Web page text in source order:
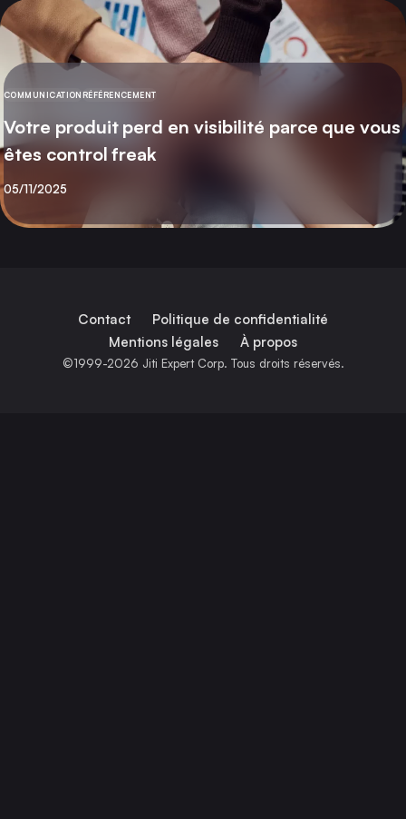
CATÉGORIE
COMMUNICATIONRÉFÉRENCEMENT
Votre produit perd en visibilité parce que vous
êtes control freak
Publié
05/11/2025
Contact
Politique de confidentialité
Mentions légales
À propos
©1999-2026 Jiti Expert Corp. Tous droits réservés.